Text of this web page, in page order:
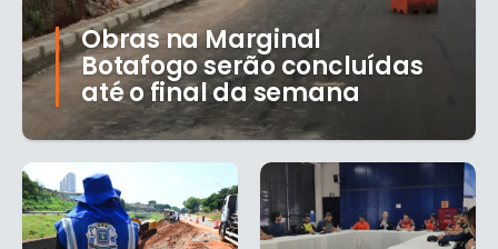
Obras na Marginal
Botafogo serão concluídas
até o final da semana